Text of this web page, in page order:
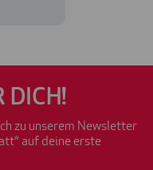
DICH!
zu unserem Newsletter
auf deine erste